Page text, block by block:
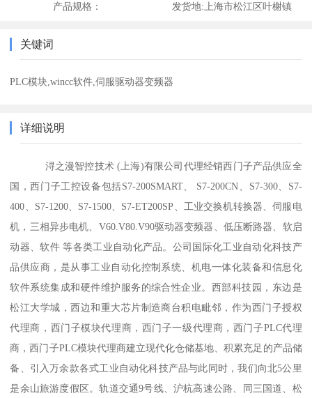
产品规格： 发货地: 上海市松江区叶榭镇
关键词
PLC模块,wincc软件,伺服驱动器变频器
详细说明
浔之漫智控技术 (上海)有限公司代理经销西门子产品供应全
国，西门子工控设备包括S7-200SMART、 S7-200CN、S7-300、S7-
400、S7-1200、S7-1500、S7-ET200SP、工业交换机转换器、伺服电
机，三相异步电机、V60.V80.V90驱动器变频器、低压断路器、软启
动器、软件 等各类工业自动化产品。公司国际化工业自动化科技产
品供应商，是从事工业自动化控制系统、机电一体化装备和信息化
软件系统集成和硬件维护服务的综合性企业。西部科技园，东边是
松江大学城，西边和重大芯片制造商台积电毗邻，作为西门子授权
代理商，西门子模块代理商，西门子一级代理商，西门子PLC代理
商，西门子PLC模块代理商建立现代化仓储基地、积累充足的产品储
备、引入万余款各式工业自动化科技产品与此同时，我们向北5公里
是余山旅游度假区。轨道交通9号线、沪杭高速公路、同三国道、松